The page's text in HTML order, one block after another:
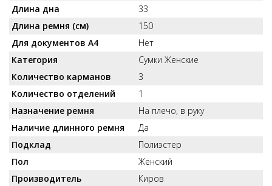
Длина дна
33
Длина ремня (см)
150
Для документов А4
Нет
Категория
Сумки Женские
Количество карманов
3
Количество отделений
1
Назначение ремня
На плечо, в руку
Наличие длинного ремня
Да
Подклад
Полиэстер
Пол
Женский
Производитель
Киров